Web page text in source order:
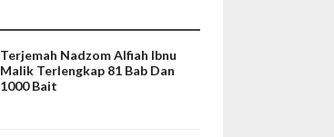
Terjemah Nadzom Alfiah Ibnu
Malik Terlengkap 81 Bab Dan
1000 Bait